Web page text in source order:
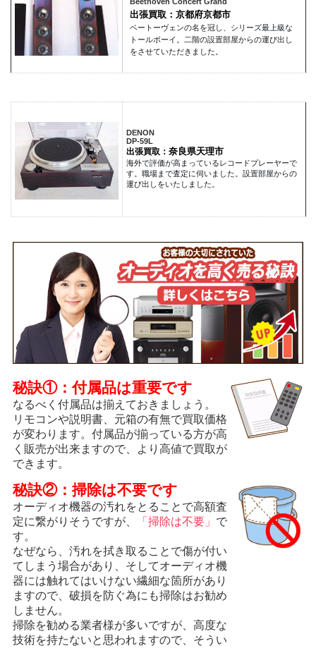
出張買取：京都府京都市
ベートーヴェンの名を冠し、シリーズ最上級な
トールボーイ。二階の設置部屋からの運び出し
をさせていただきました。
DENON
DP-59L
出張買取： 奈良県天理市
海外で評価が高まっているレコードプレーヤーで
す。職場まで査定に伺いました。設置部屋からの
運び出しをいたしました。
秘訣①：付属品は重要です
なるべく付属品は揃えておきましょう。
リモコンや説明書、元箱の有無で買取価格
が変わります。付属品が揃っている方が高
く販売が出来ますので、より高値で買取が
できます。
秘訣②：掃除は不要です
オーディオ機器の汚れをとることで高額査
定に繋がりそうですが、
「掃除は不要」 で
す。
なぜなら、汚れを拭き取ることで傷が付い
てしまう場合があり、そしてオーディオ機
器には触れてはいけない繊細な箇所があり
ますので、破損を防ぐ為にも掃除はお勧め
しません。
掃除を勧める業者様が多いですが、高度な
技術を持たないと思われますので、そうい